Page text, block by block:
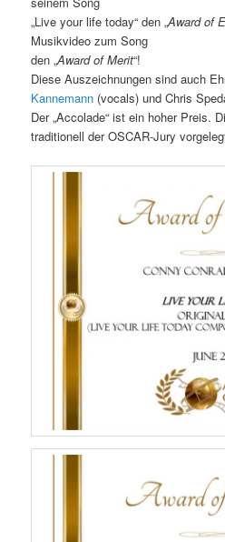
„Live your life today“ den „Award of
Musikvideo zum Song
den „Award of Merit“!
Diese Auszeichnungen sind auch
Kannemann (vocals) und Chris
Der „Accolade“ ist ein hoher Preis.
traditionell der OSCAR-Jury